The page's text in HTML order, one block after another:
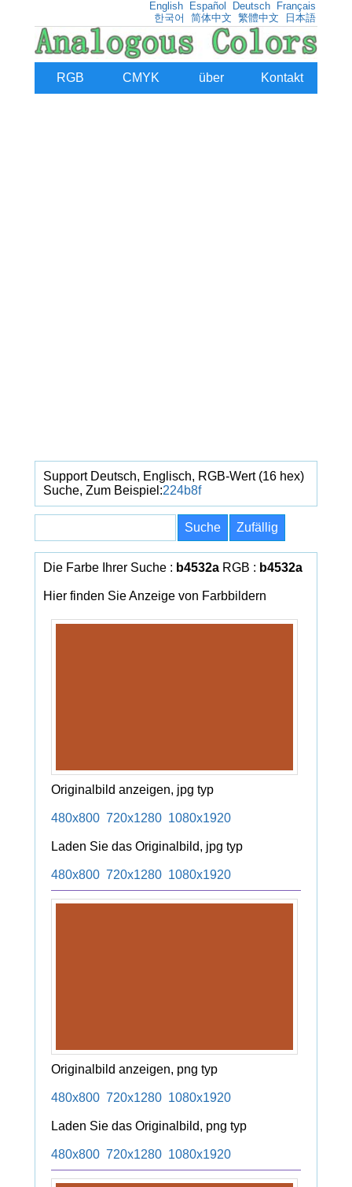
English Español Deutsch
Français
한국어
简体中文 繁體中文 日本語
RGB CMYK über Kontakt
Support Deutsch, Englisch, RGB-Wert (16 hex)
Suche, Zum Beispiel:224b8f
Die Farbe Ihrer Suche : b4532a RGB : b4532a
Hier finden Sie Anzeige von Farbbildern
Originalbild anzeigen, jpg typ
480x800 720x1280 1080x1920
Laden Sie das Originalbild, jpg typ
480x800 720x1280 1080x1920
Originalbild anzeigen, png typ
480x800 720x1280 1080x1920
Laden Sie das Originalbild, png typ
480x800 720x1280 1080x1920